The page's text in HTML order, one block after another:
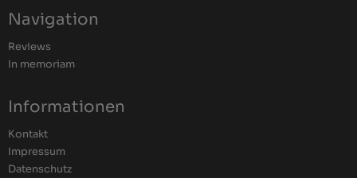
Navigation
Reviews
In memoriam
Informationen
Kontakt
Impressum
Datenschutz